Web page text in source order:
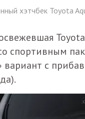
хэтчбек Toyota
спортивным
с